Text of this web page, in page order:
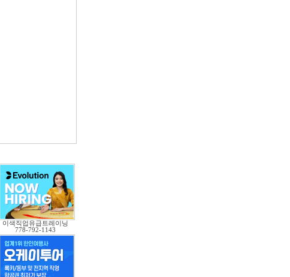
이색직업유급트레이닝
778-792-1143